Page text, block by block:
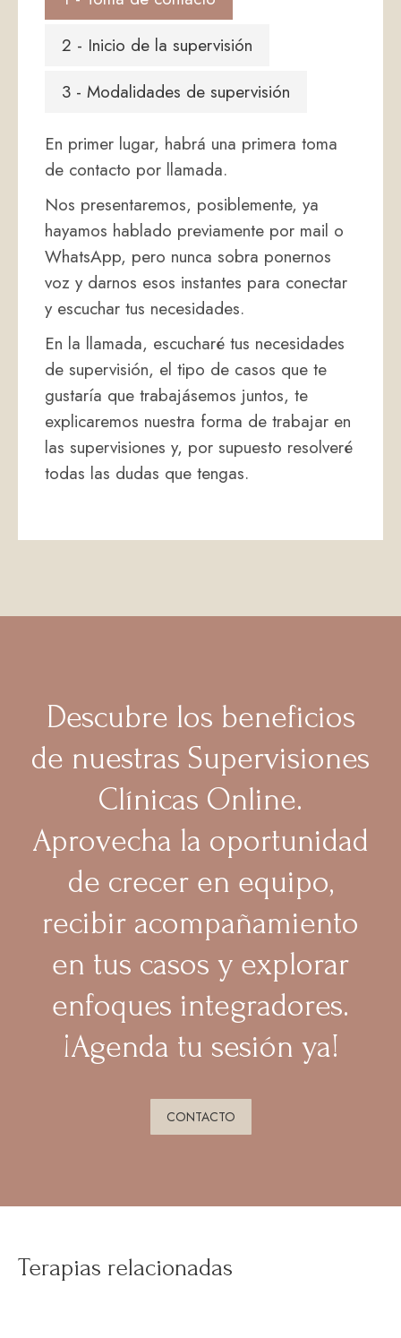
2 - Inicio de la supervisión
3 - Modalidades de supervisión
En primer lugar, habrá una primera toma
de contacto por llamada.
Nos presentaremos, posiblemente, ya
hayamos hablado previamente por mail o
WhatsApp, pero nunca sobra ponernos
voz y darnos esos instantes para conectar
y escuchar tus necesidades.
En la llamada, escucharé tus necesidades
de supervisión, el tipo de casos que te
gustaría que trabajásemos juntos, te
explicaremos nuestra forma de trabajar en
las supervisiones y, por supuesto resolveré
todas las dudas que tengas.
Descubre los beneficios
de nuestras Supervisiones
Clínicas Online.
Aprovecha la oportunidad
de crecer en equipo,
recibir acompañamiento
en tus casos y explorar
enfoques integradores.
¡Agenda tu sesión ya!
CONTACTO
Terapias relacionadas